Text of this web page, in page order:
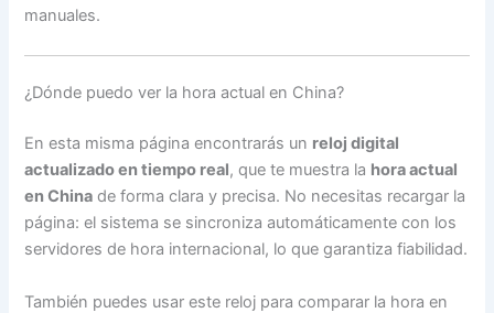
manuales.
¿Dónde puedo ver la hora actual en China?
En esta misma página encontrarás un reloj digital
actualizado en tiempo real, que te muestra la hora actual
en China de forma clara y precisa. No necesitas recargar la
página: el sistema se sincroniza automáticamente con los
servidores de hora internacional, lo que garantiza fiabilidad.
También puedes usar este reloj para comparar la hora en